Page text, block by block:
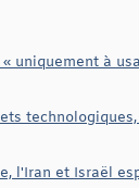
uniquement à
l'Iran et Israël